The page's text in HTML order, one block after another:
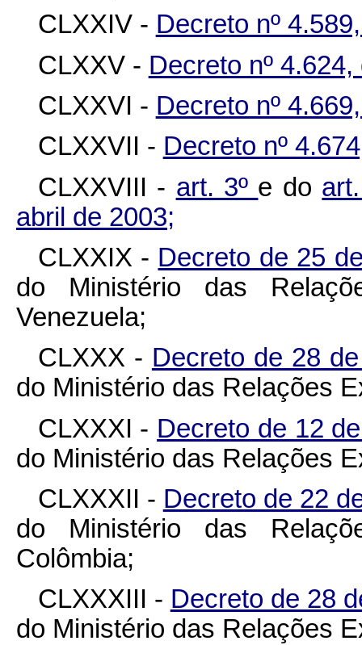
CLXXIV - Decreto nº
CLXXV - Decreto nº
CLXXVI - Decreto nº
CLXXVII - Decreto nº
CLXXVIII - art. 3º e do
abril de 2003;
CLXXIX - Decreto de 25
do Ministério das
Venezuela;
CLXXX - Decreto de 28
do Ministério das Relações
CLXXXI - Decreto de 12
do Ministério das Relações
CLXXXII - Decreto de 22
do Ministério das
Colômbia;
CLXXXIII - Decreto de 28
do Ministério das Relações